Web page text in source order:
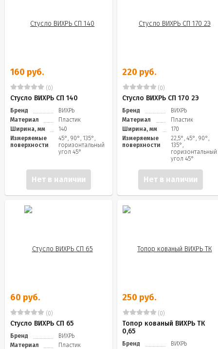
160 руб.
(0)
Стусло ВИХРЬ СП 140
Бренд
ВИХРЬ
Материал
Пластик
Ширина, мм
140
Измеряемые
поверхности
45°, 90°, 135°,
горизонтальный
угол 45°
Нет в наличии
220 руб.
(0)
Стусло ВИХРЬ СП 170 2Э
Бренд
ВИХРЬ
Материал
Пластик
Ширина, мм
170
Измеряемые
поверхности
22,5°, 45°, 90°,
135°,
горизонтальный
угол 45°
Нет в наличии
60 руб.
(0)
Стусло ВИХРЬ СП 65
Бренд
ВИХРЬ
Материал
Пластик
250 руб.
(0)
Топор кованый ВИХРЬ ТК
0,65
Бренд
ВИХРЬ